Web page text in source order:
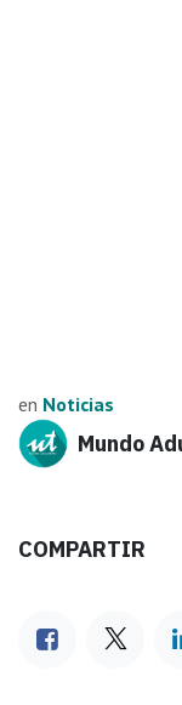
en Noticias
Mundo
COMPARTIR